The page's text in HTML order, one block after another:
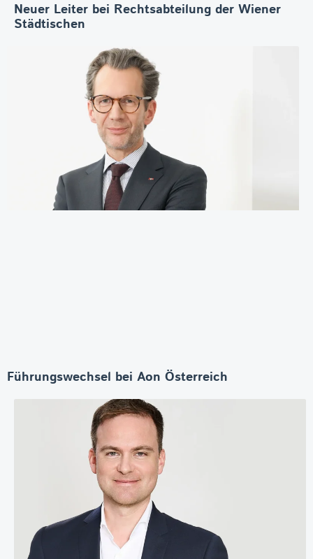
Neuer Leiter bei Rechtsabteilung der Wiener
Städtischen
Führungswechsel bei Aon Österreich